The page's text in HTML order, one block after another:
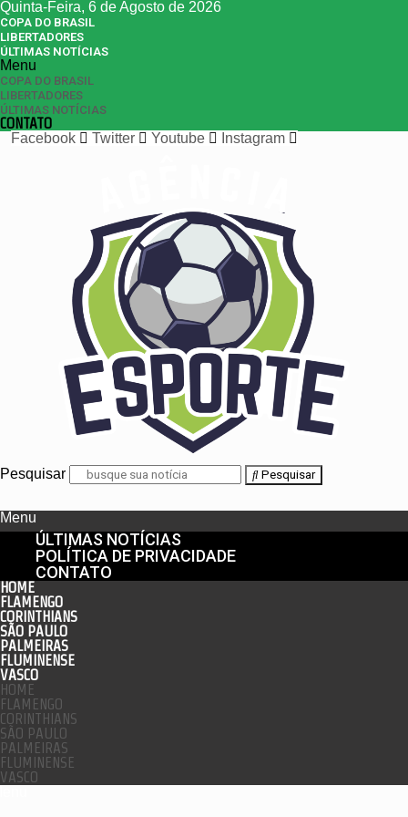
Quinta-Feira, 6 de Agosto de 2026
COPA DO BRASIL
LIBERTADORES
ÚLTIMAS NOTÍCIAS
Menu
COPA DO BRASIL
LIBERTADORES
ÚLTIMAS NOTÍCIAS
CONTATO
Facebook
Twitter Youtube Instagram
Pesquisar Pesquisar
Menu
ÚLTIMAS NOTÍCIAS
POLÍTICA DE PRIVACIDADE
CONTATO
HOME
FLAMENGO
CORINTHIANS
SÃO PAULO
PALMEIRAS
FLUMINENSE
VASCO
HOME
FLAMENGO
CORINTHIANS
SÃO PAULO
PALMEIRAS
FLUMINENSE
VASCO